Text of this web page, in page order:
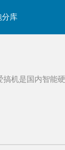
分库
搞机是国内智能硬